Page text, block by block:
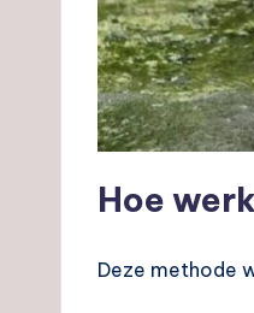
Hoe
Deze methode